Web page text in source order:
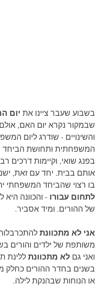
בשבוע שעבר ציינו את יום
שבמקור נקרא יום האם,
והשינויים - שודרג ליום
המשפחתית ותחושת הביחד
בפנג שואי, וקיימות דרכים
אותם בבית. יחד עם זאת,
בו רצוי שהביחד המשפחתי
לתחום עבורו - והכוונה
של ההורים. ומיד אסביר.
אני לא מתכוונת
משותפת של ילדים והורים
ואני גם לא מתכוונת ללינת
בשנים בחדר ההורים כחלק
או הנוחות שבהנקת לילה.